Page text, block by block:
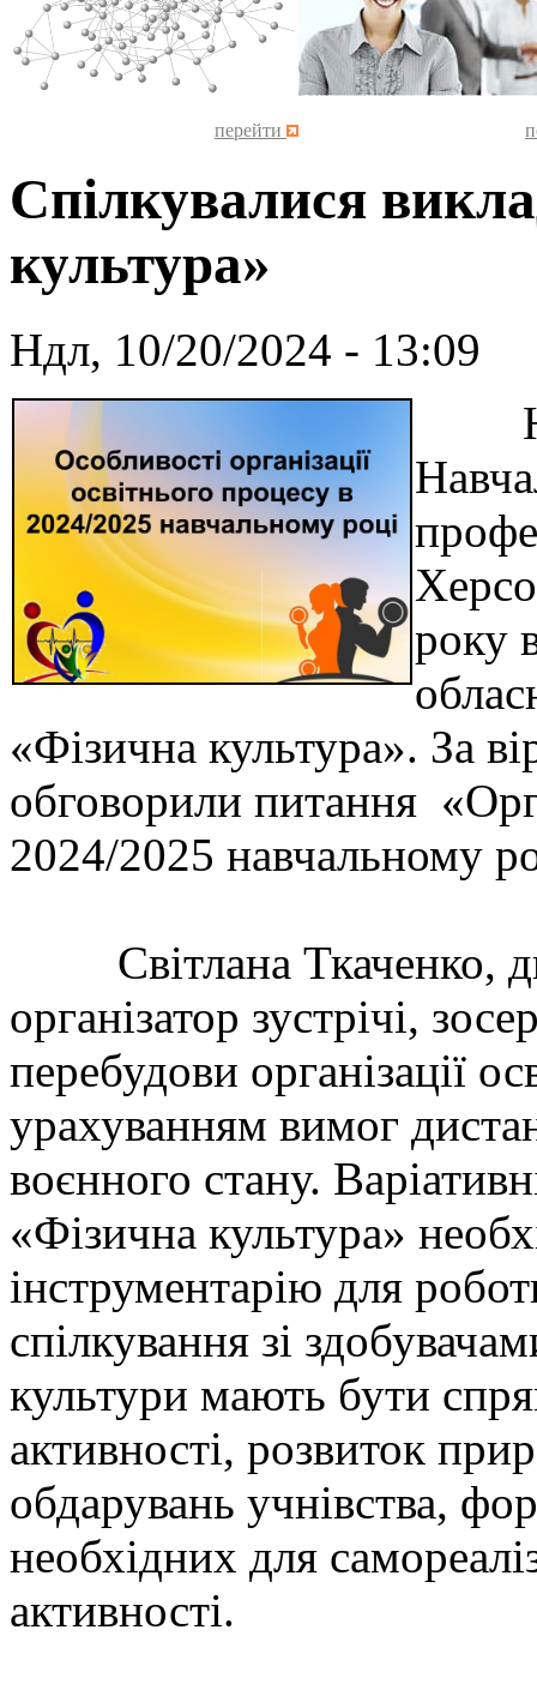
перейти
Спілкувалися
культура»
Ндл, 10/20/2024 - 13:09
На
року
«Фізична культура». За
обговорили питання
2024/2025 навчальному
Світлана Ткаченко,
організатор зустрічі,
перебудови організації
урахуванням вимог
воєнного стану.
«Фізична культура»
інструментарію для
спілкування зі
культури мають бути
активності, розвиток
обдарувань учнівства,
необхідних для
активності.